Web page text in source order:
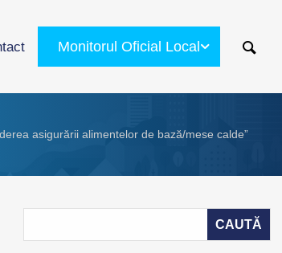
Monitorul Oficial Local
asigurării alimentelor de bază/mese calde”